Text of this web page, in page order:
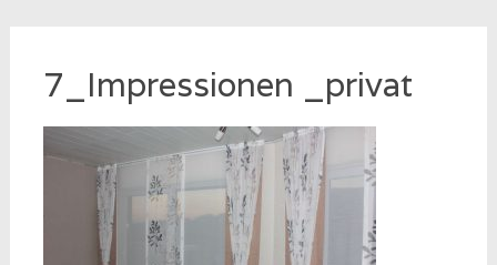
7_Impressionen _privat